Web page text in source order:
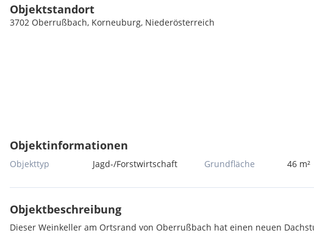
Objektstandort
3702 Oberrußbach, Korneuburg, Niederösterreich
Objektinformationen
Objekttyp Jagd-/Forstwirtschaft Grundfläche 46 m²
Objektbeschreibung
Dieser Weinkeller am Ortsrand von Oberrußbach hat einen neuen